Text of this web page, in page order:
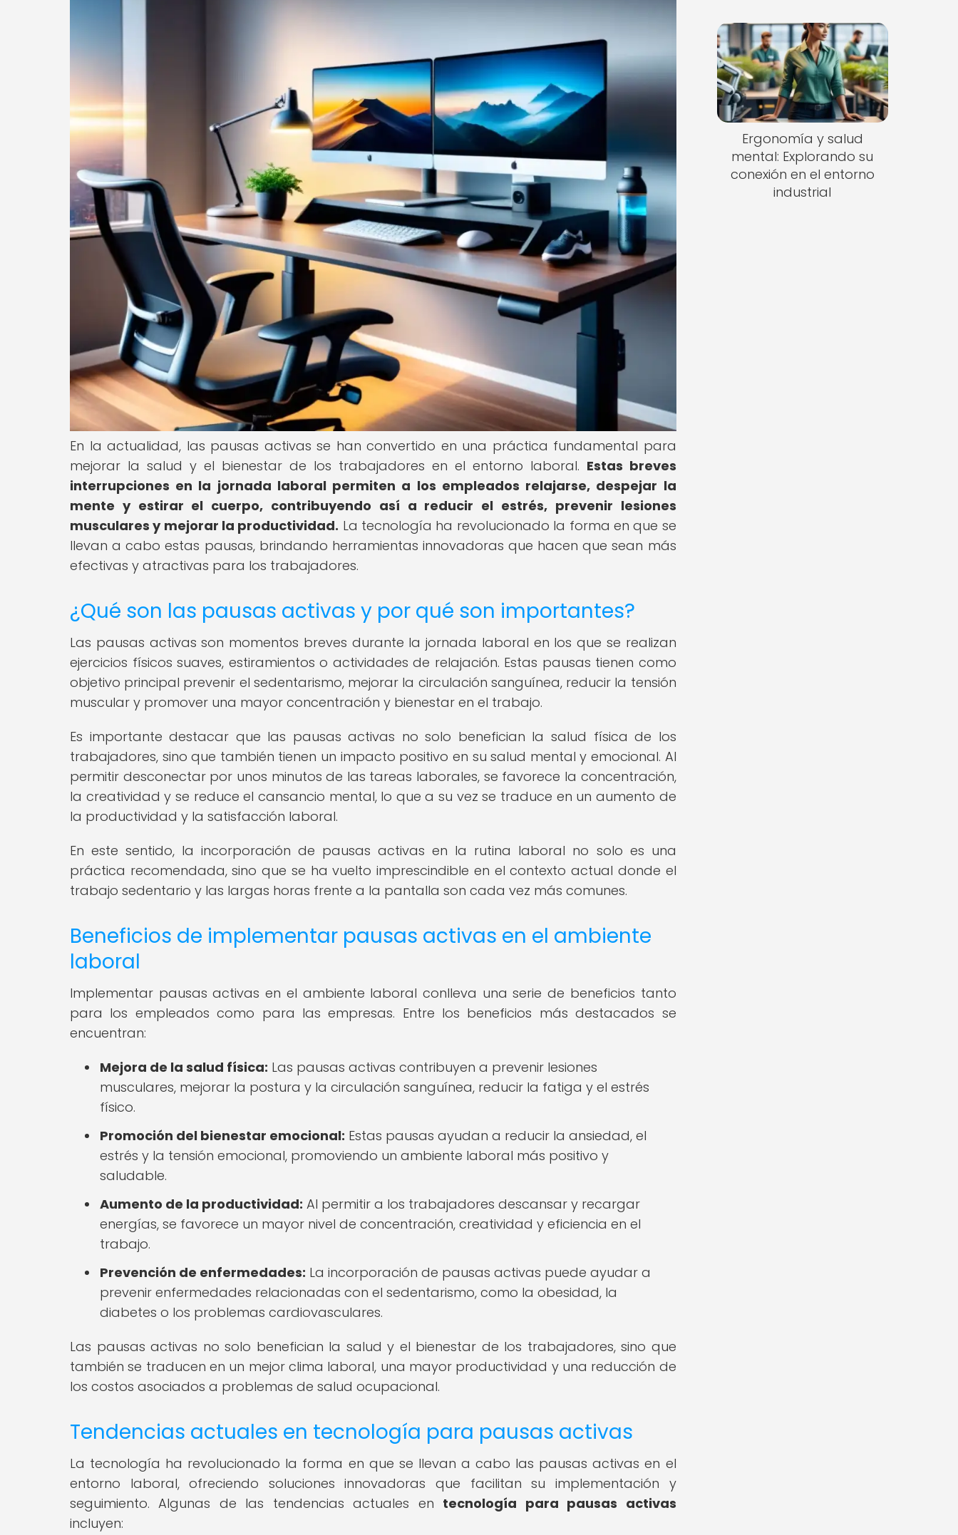
En la actualidad, las pausas activas se han convertido en una práctica fundamental para
mejorar la salud y el bienestar de los trabajadores en el entorno laboral. Estas breves
interrupciones en la jornada laboral permiten a los empleados relajarse, despejar la
mente y estirar el cuerpo, contribuyendo así a reducir el estrés, prevenir lesiones
musculares y mejorar la productividad. La tecnología ha revolucionado la forma en que se
llevan a cabo estas pausas, brindando herramientas innovadoras que hacen que sean más
efectivas y atractivas para los trabajadores.
¿Qué son las pausas activas y por qué son importantes?
Las pausas activas son momentos breves durante la jornada laboral en los que se realizan
ejercicios físicos suaves, estiramientos o actividades de relajación. Estas pausas tienen como
objetivo principal prevenir el sedentarismo, mejorar la circulación sanguínea, reducir la tensión
muscular y promover una mayor concentración y bienestar en el trabajo.
Es importante destacar que las pausas activas no solo benefician la salud física de los
trabajadores, sino que también tienen un impacto positivo en su salud mental y emocional. Al
permitir desconectar por unos minutos de las tareas laborales, se favorece la concentración,
la creatividad y se reduce el cansancio mental, lo que a su vez se traduce en un aumento de
la productividad y la satisfacción laboral.
En este sentido, la incorporación de pausas activas en la rutina laboral no solo es una
práctica recomendada, sino que se ha vuelto imprescindible en el contexto actual donde el
trabajo sedentario y las largas horas frente a la pantalla son cada vez más comunes.
Beneficios de implementar pausas activas en el ambiente
laboral
Implementar pausas activas en el ambiente laboral conlleva una serie de beneficios tanto
para los empleados como para las empresas. Entre los beneficios más destacados se
encuentran:
Mejora de la salud física: Las pausas activas contribuyen a prevenir lesiones
musculares, mejorar la postura y la circulación sanguínea, reducir la fatiga y el estrés
físico.
Promoción del bienestar emocional: Estas pausas ayudan a reducir la ansiedad, el
estrés y la tensión emocional, promoviendo un ambiente laboral más positivo y
saludable.
Aumento de la productividad: Al permitir a los trabajadores descansar y recargar
energías, se favorece un mayor nivel de concentración, creatividad y eficiencia en el
trabajo.
Prevención de enfermedades: La incorporación de pausas activas puede ayudar a
prevenir enfermedades relacionadas con el sedentarismo, como la obesidad, la
diabetes o los problemas cardiovasculares.
Las pausas activas no solo benefician la salud y el bienestar de los trabajadores, sino que
también se traducen en un mejor clima laboral, una mayor productividad y una reducción de
los costos asociados a problemas de salud ocupacional.
Tendencias actuales en tecnología para pausas activas
La tecnología ha revolucionado la forma en que se llevan a cabo las pausas activas en el
entorno laboral, ofreciendo soluciones innovadoras que facilitan su implementación y
seguimiento. Algunas de las tendencias actuales en tecnología para pausas activas
incluyen:
Ergonomía y salud
mental: Explorando su
conexión en el entorno
industrial